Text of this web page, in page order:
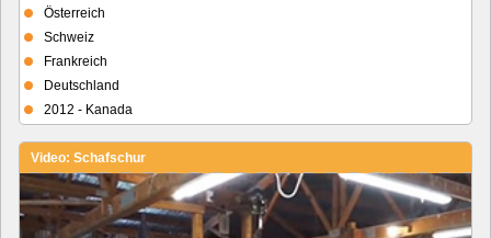
Österreich
Schweiz
Frankreich
Deutschland
2012 - Kanada
Video: Schafschur